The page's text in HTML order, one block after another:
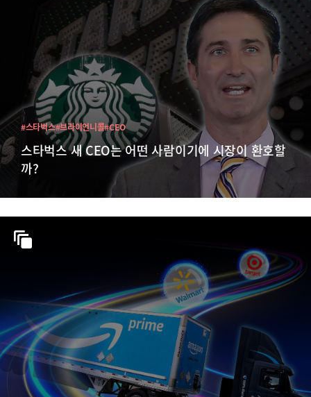
스타벅스 새 CEO는 어떤 사람이기에 시장이 환호할
까?
#스타벅스#브라이언니콜#CEO